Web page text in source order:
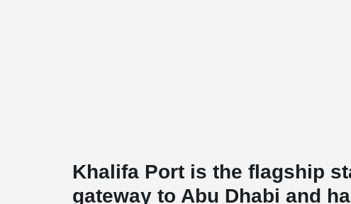
Khalifa Port is the flagship
gateway to Abu Dhabi and